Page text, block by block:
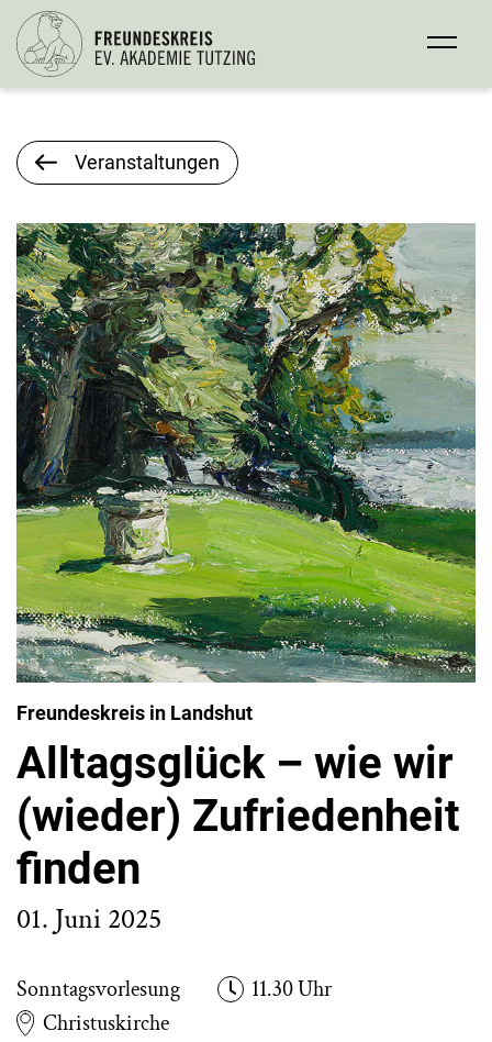
Veranstaltungen
Freundeskreis in Landshut
Alltagsglück – wie wir
(wieder) Zufriedenheit
finden
01. Juni 2025
Sonntagsvorlesung
11.30 Uhr
Christuskirche